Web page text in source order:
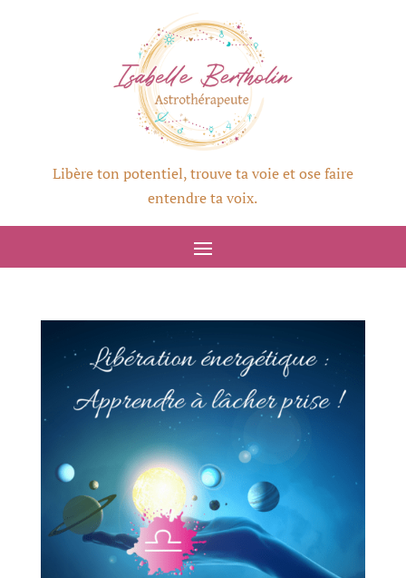
Libère ton potentiel, trouve ta voie et ose faire
entendre ta voix.